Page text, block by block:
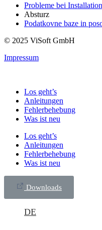
Probleme bei
Absturz
Podatkovne baze in
© 2025 ViSoft GmbH
Impressum
Los geht’s
Anleitungen
Fehlerbehebung
Was ist neu
Los geht’s
Anleitungen
Fehlerbehebung
Was ist neu
Downloads
DE